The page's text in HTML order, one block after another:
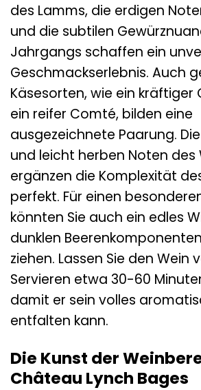
des Lamms, die erdigen
und die subtilen
Jahrgangs schaffen ein
Geschmackserlebnis. Auch
Käsesorten, wie ein kräftiger
ein reifer Comté, bilden eine
ausgezeichnete Paarung.
und leicht herben Noten des
ergänzen die Komplexität
perfekt. Für einen
könnten Sie auch ein edles
dunklen
ziehen. Lassen Sie den Wein
Servieren etwa 30-60
damit er sein volles
entfalten kann.
Die Kunst der
Château Lynch Bages